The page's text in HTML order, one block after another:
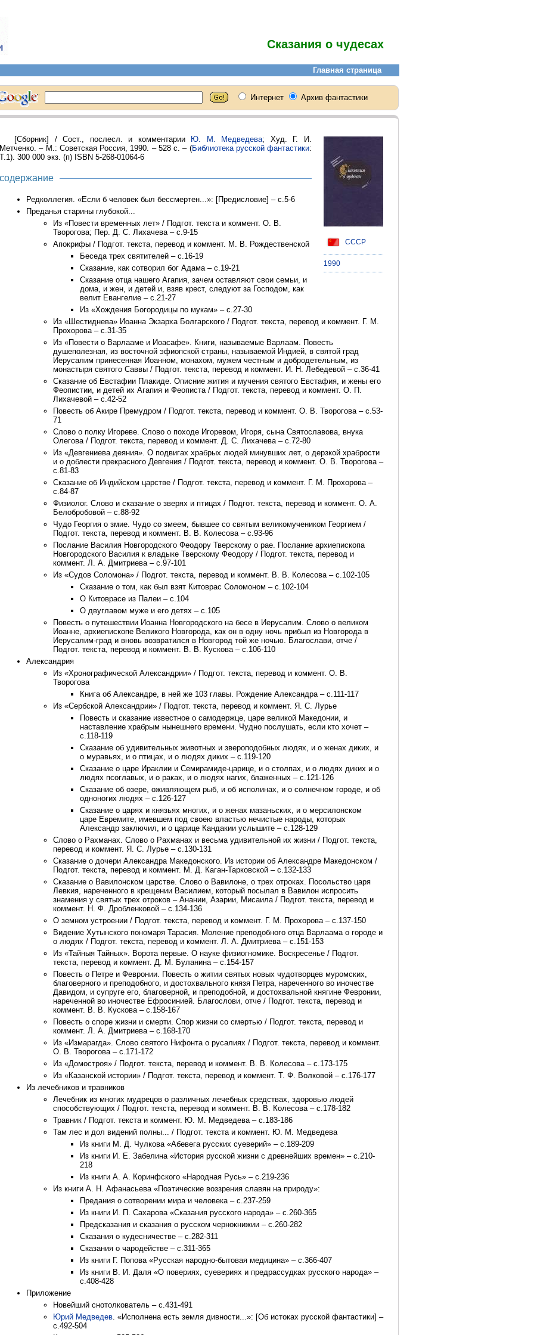
Сказания о чудесах
СССР
1990
[Сборник] / Сост., послесл. и комментарии Ю. М. Медведева; Худ. Г. И.
Метченко. – М.: Советская Россия, 1990. – 528 с. – (Библиотека русской фантастики:
Т.1). 300 000 экз. (п) ISBN 5-268-01064-6
содержание
Редколлегия. «Если б человек был бессмертен...»: [Предисловие] – с.5-6
Преданья старины глубокой...
Из «Повести временных лет» / Подгот. текста и коммент. О. В.
Творогова; Пер. Д. С. Лихачева – с.9-15
Апокрифы / Подгот. текста, перевод и коммент. М. В. Рождественской
Беседа трех святителей – с.16-19
Сказание, как сотворил бог Адама – с.19-21
Сказание отца нашего Агапия, зачем оставляют свои семьи, и
дома, и жен, и детей и, взяв крест, следуют за Господом, как
велит Евангелие – с.21-27
Из «Хождения Богородицы по мукам» – с.27-30
Из «Шестиднева» Иоанна Экзарха Болгарского / Подгот. текста, перевод и коммент. Г. М.
Прохорова – с.31-35
Из «Повести о Варлааме и Иоасафе». Книги, называемые Варлаам. Повесть
душеполезная, из восточной эфиопской страны, называемой Индией, в святой град
Иерусалим принесенная Иоанном, монахом, мужем честным и добродетельным, из
монастыря святого Саввы / Подгот. текста, перевод и коммент. И. Н. Лебедевой – с.36-41
Сказание об Евстафии Плакиде. Описние жития и мучения святого Евстафия, и жены его
Феопистии, и детей их Агапия и Феописта / Подгот. текста, перевод и коммент. О. П.
Лихачевой – с.42-52
Повесть об Акире Премудром / Подгот. текста, перевод и коммент. О. В. Творогова – с.53-
71
Слово о полку Игореве. Слово о походе Игоревом, Игоря, сына Святославова, внука
Олегова / Подгот. текста, перевод и коммент. Д. С. Лихачева – с.72-80
Из «Девгениева деяния». О подвигах храбрых людей минувших лет, о дерзкой храбрости
и о доблести прекрасного Девгения / Подгот. текста, перевод и коммент. О. В. Творогова –
с.81-83
Сказание об Индийском царстве / Подгот. текста, перевод и коммент. Г. М. Прохорова –
с.84-87
Физиолог. Слово и сказание о зверях и птицах / Подгот. текста, перевод и коммент. О. А.
Белобробовой – с.88-92
Чудо Георгия о змие. Чудо со змеем, бывшее со святым великомучеником Георгием /
Подгот. текста, перевод и коммент. В. В. Колесова – с.93-96
Послание Василия Новгородского Феодору Тверскому о рае. Послание архиепископа
Новгородского Василия к владыке Тверскому Феодору / Подгот. текста, перевод и
коммент. Л. А. Дмитриева – с.97-101
Из «Судов Соломона» / Подгот. текста, перевод и коммент. В. В. Колесова – с.102-105
Сказание о том, как был взят Китоврас Соломоном – с.102-104
О Китоврасе из Палеи – с.104
О двуглавом муже и его детях – с.105
Повесть о путешествии Иоанна Новгородского на бесе в Иерусалим. Слово о великом
Иоанне, архиепископе Великого Новгорода, как он в одну ночь прибыл из Новгорода в
Иерусалим-град и вновь возвратился в Новгород той же ночью. Благослави, отче /
Подгот. текста, перевод и коммент. В. В. Кускова – с.106-110
Александрия
Из «Хронографической Александрии» / Подгот. текста, перевод и коммент. О. В.
Творогова
Книга об Александре, в ней же 103 главы. Рождение Александра – с.111-117
Из «Сербской Александрии» / Подгот. текста, перевод и коммент. Я. С. Лурье
Повесть и сказание известное о самодержце, царе великой Македонии, и
наставление храбрым нынешнего времени. Чудно послушать, если кто хочет –
с.118-119
Сказание об удивительных животных и звероподобных людях, и о женах диких, и
о муравьях, и о птицах, и о людях диких – с.119-120
Сказание о царе Ираклии и Семирамиде-царице, и о столпах, и о людях диких и о
людях псоглавых, и о раках, и о людях нагих, блаженных – с.121-126
Сказание об озере, оживляющем рыб, и об исполинах, и о солнечном городе, и об
одноногих людях – с.126-127
Сказание о царях и князьях многих, и о женах мазаньских, и о мерсилонском
царе Евремите, имевшем под своею властью нечистые народы, которых
Александр заключил, и о царице Кандакии услышите – с.128-129
Слово о Рахманах. Слово о Рахманах и весьма удивительной их жизни / Подгот. текста,
перевод и коммент. Я. С. Лурье – с.130-131
Сказание о дочери Александра Македонского. Из истории об Александре Македонском /
Подгот. текста, перевод и коммент. М. Д. Каган-Тарковской – с.132-133
Сказание о Вавилонском царстве. Слово о Вавилоне, о трех отроках. Посольство царя
Левкия, нареченного в крещении Василием, который посылал в Вавилон испросить
знамения у святых трех отроков – Анании, Азарии, Мисаила / Подгот. текста, перевод и
коммент. Н. Ф. Дробленковой – с.134-136
О земном устроении / Подгот. текста, перевод и коммент. Г. М. Прохорова – с.137-150
Видение Хутынского пономаря Тарасия. Моление преподобного отца Варлаама о городе и
о людях / Подгот. текста, перевод и коммент. Л. А. Дмитриева – с.151-153
Из «Тайныя Тайных». Ворота первые. О науке физиогномике. Воскресенье / Подгот.
текста, перевод и коммент. Д. М. Буланина – с.154-157
Повесть о Петре и Февронии. Повесть о житии святых новых чудотворцев муромских,
благоверного и преподобного, и достохвального князя Петра, нареченного во иночестве
Давидом, и супруге его, благоверной, и преподобной, и достохвальной княгине Февронии,
нареченной во иночестве Ефросинией. Благослови, отче / Подгот. текста, перевод и
коммент. В. В. Кускова – с.158-167
Повесть о споре жизни и смерти. Спор жизни со смертью / Подгот. текста, перевод и
коммент. Л. А. Дмитриева – с.168-170
Из «Измарагда». Слово святого Нифонта о русалиях / Подгот. текста, перевод и коммент.
О. В. Творогова – с.171-172
Из «Домостроя» / Подгот. текста, перевод и коммент. В. В. Колесова – с.173-175
Из «Казанской истории» / Подгот. текста, перевод и коммент. Т. Ф. Волковой – с.176-177
Из лечебников и травников
Лечебник из многих мудрецов о различных лечебных средствах, здоровью людей
способствующих / Подгот. текста, перевод и коммент. В. В. Колесова – с.178-182
Травник / Подгот. текста и коммент. Ю. М. Медведева – с.183-186
Там лес и дол видений полны... / Подгот. текста и коммент. Ю. М. Медведева
Из книги М. Д. Чулкова «Абевега русских суеверий» – с.189-209
Из книги И. Е. Забелина «История русской жизни с древнейших времен» – с.210-
218
Из книги А. А. Коринфского «Народная Русь» – с.219-236
Из книги А. Н. Афанасьева «Поэтические воззрения славян на природу»:
Предания о сотворении мира и человека – с.237-259
Из книги И. П. Сахарова «Сказания русского народа» – с.260-365
Предсказания и сказания о русском чернокнижии – с.260-282
Сказания о кудесничестве – с.282-311
Сказания о чародействе – с.311-365
Из книги Г. Попова «Русская народно-бытовая медицина» – с.366-407
Из книги В. И. Даля «О повериях, суевериях и предрассудках русского народа» –
с.408-428
Приложение
Новейший снотолкователь – с.431-491
Юрий Медведев. «Исполнена есть земля дивности...»: [Об истоках русской фантастики] –
с.492-504